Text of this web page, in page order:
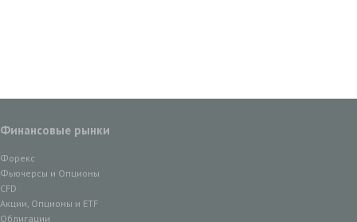
Финансовые рынки
Форекс
Фьючерсы и Опционы
CFD
Акции, Опционы и ETF
Облигации